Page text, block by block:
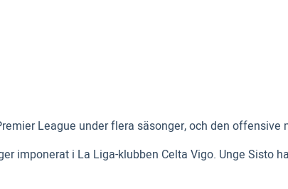
League under flera säsonger, och den
imponerat i La Liga-klubben Celta Vigo. Unge Sisto